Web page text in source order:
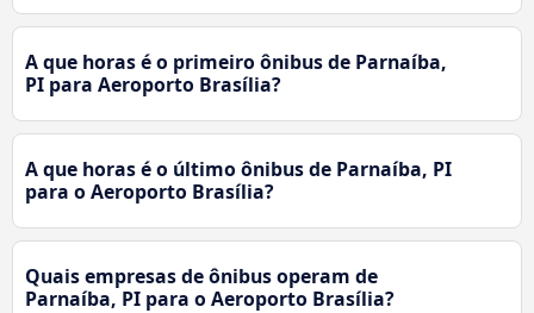
A que horas é o primeiro ônibus de Parnaíba,
PI para Aeroporto Brasília?
A que horas é o último ônibus de Parnaíba, PI
para o Aeroporto Brasília?
Quais empresas de ônibus operam de
Parnaíba, PI para o Aeroporto Brasília?